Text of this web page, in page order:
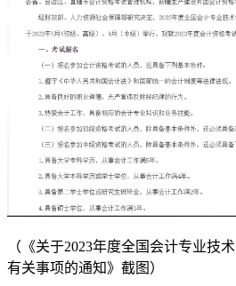
（《关于2023年度全国会计专业技
有关事项的通知》截图）